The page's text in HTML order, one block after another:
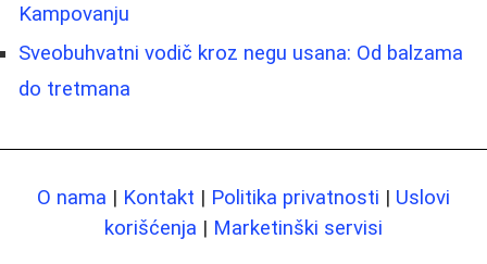
Kampovanju
Sveobuhvatni vodič kroz negu usana: Od balzama
do tretmana
O nama | Kontakt | Politika privatnosti | Uslovi
korišćenja | Marketinški servisi